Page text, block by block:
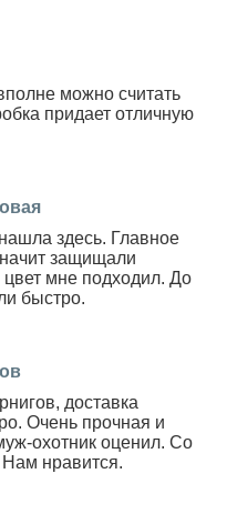
можно считать
придает отличную
здесь. Главное
защищали
цвет мне подходил. До
быстро.
доставка
Очень прочная и
охотник оценил. Со
нравится.